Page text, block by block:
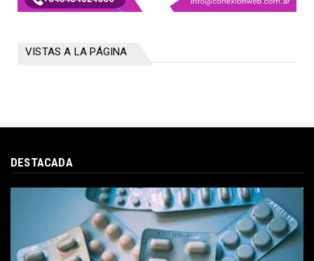
VISTAS A LA PÁGINA
DESTACADA